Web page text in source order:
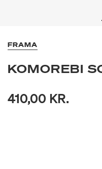
FRAMA
KOMOREBI
410,00 KR.